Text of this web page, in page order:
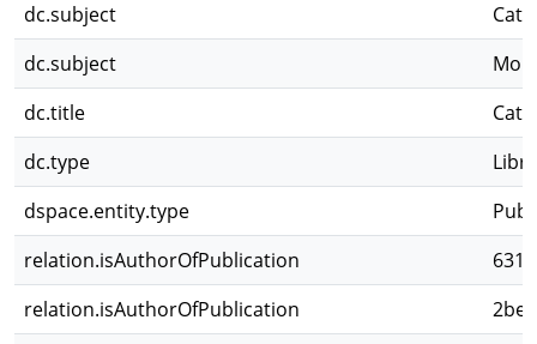
dc.subject
dc.subject
dc.title
dc.type
dspace.entity.type
relation.isAuthorOfPublication
relation.isAuthorOfPublication